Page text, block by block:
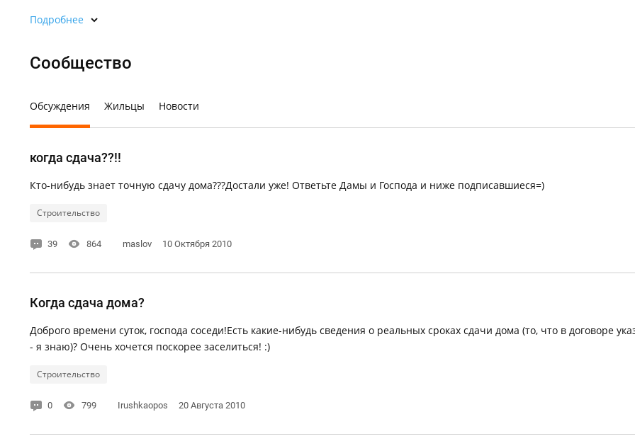
Подробнее
Сообщество
Обсуждения Жильцы Новости
когда сдача??!!
Кто-нибудь знает точную сдачу дома???Достали уже! Ответьте Дамы и Господа и ниже подписавшиеся=)
Строительство
39 864 maslov 10 Октября 2010
Когда сдача дома?
Доброго времени суток, господа соседи!Есть какие-нибудь сведения о реальных сроках сдачи дома (то, что в договоре
- я знаю)? Очень хочется поскорее заселиться! :)
Строительство
0 799 Irushkaopos 20 Августа 2010